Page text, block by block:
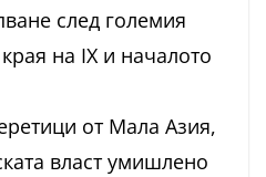
след големия
на IX и началото
от Мала Азия,
власт умишлено